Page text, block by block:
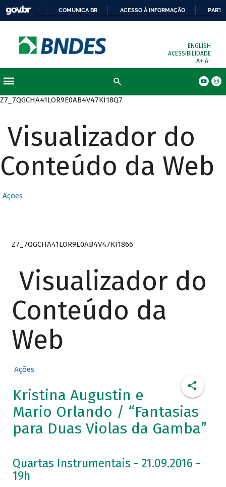
COMUNICA BR ACESSO À INFORMAÇÃO
ENGLISH
ACESSIBILIDADE
A+ A-
Z7_7QGCHA41LOR9E0AB4V47KI18Q7
Visualizador do
Conteúdo da Web
Ações
Z7_7QGCHA41LOR9E0AB4V47KI1866
Visualizador do
Conteúdo da
Web
Ações
Kristina Augustin e
Mario Orlando / “Fantasias
para Duas Violas da Gamba”
Quartas Instrumentais - 21.09.2016 -
19h